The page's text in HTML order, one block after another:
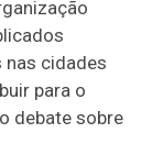
cidades
para o
debate sobre